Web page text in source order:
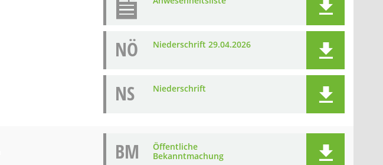
NÖ Niederschrift 29.04.2026
NS Niederschrift
BM
Öffentliche
Bekanntmachung